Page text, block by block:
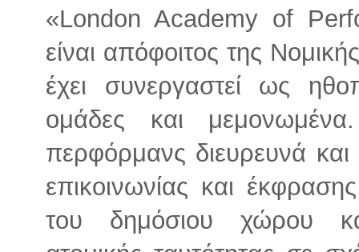
«London Academy of
είναι απόφοιτος της
έχει συνεργαστεί ως
ομάδες και
περφόρμανς διευρευνά
επικοινωνίας και
του δημόσιου χώρου